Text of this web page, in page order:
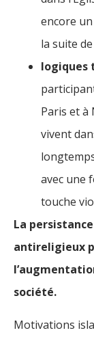
encore un
la suite
logiques
Paris et à
vivent
avec une
touche
La
antireligieux
société.
Motivations